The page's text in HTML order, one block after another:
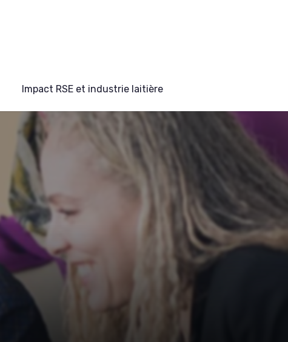
Impact RSE et industrie laitière